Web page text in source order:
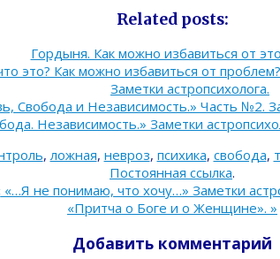
Related posts:
Гордыня. Как можно избавиться от
это? Как можно избавиться от
Заметки астропсихолога.
Свобода и Независимость.» Часть №2.
Независимость.» Заметки
,ложная, невроз, психика, свобода,
Постоянная ссылка.
«…Я не понимаю, что хочу…» Заметки
«Притча о Боге и о Женщине». »
Добавить комментарий